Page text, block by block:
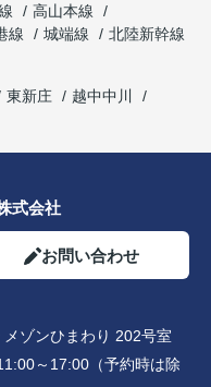
高山本線
線 城端線
北陸新幹線
東新庄
越中中川
式会社
お問い合わせ
ゾンひまわり 202号室
～17:00（予約時は除